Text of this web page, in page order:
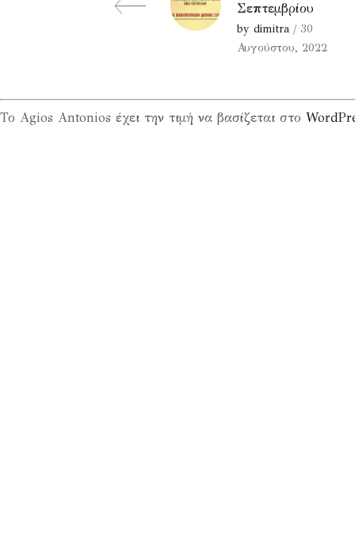
Σεπτεμβρίου
by dimitra / 30
Αυγούστου, 2022
Το Agios Antonios έχει την τιμή να βασίζεται στο